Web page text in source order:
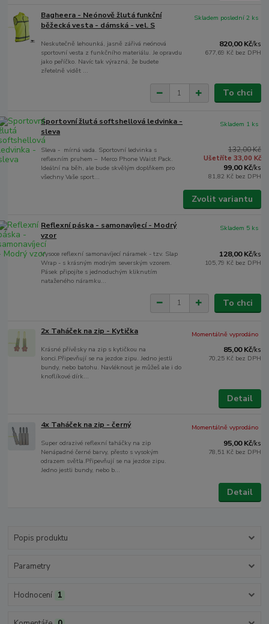
Bagheera - Neónově žlutá funkční
běžecká vesta - dámská - vel. S
Neskutečně lehounká, jasně zářivá neónová
sportovní vesta z funkčního materiálu. Je opravdu
jako peříčko. Navíc tak výrazná, že budete
zřetelně vidět ...
820,00 Kč/ks
677,69 Kč bez DPH
Skladem poslední 2 ks
To chci
Sportovní žlutá softshellová ledvinka -
sleva
Sleva - mírná vada. Sportovní ledvinka s
reflexním pruhem – Merco Phone Waist Pack.
Ideální na běh, ale bude skvělým doplňkem pro
všechny Vaše sport...
132,00 Kč
Ušetříte 33,00 Kč
99,00 Kč/ks
81,82 Kč bez DPH
Skladem 1 ks
Zvolit variantu
Reflexní páska - samonavíjecí - Modrý
vzor
Vysoce reflexní samonavíjecí náramek - tzv. Slap
Wrap - s krásným modrým severským vzorem.
Pásek připojíte s jednoduchým kliknutím
nataženého náramku...
128,00 Kč/ks
105,79 Kč bez DPH
Skladem 5 ks
To chci
2x Taháček na zip - Kytička
Krásné přívěsky na zip s kytičkou na
konci.Připevňují se na jezdce zipu. Jedno jestli
bundy, nebo batohu. Navléknout je můžeš ale i do
knoflíkové dírk...
85,00 Kč/ks
70,25 Kč bez DPH
Momentálně vyprodáno
Detail
4x Taháček na zip - černý
Super odrazivé reflexní taháčky na zip
Nenápadné černé barvy, přesto s vysokým
odrazem světla.Připevňují se na jezdce zipu.
Jedno jestli bundy, nebo b...
95,00 Kč/ks
78,51 Kč bez DPH
Momentálně vyprodáno
Detail
Popis produktu
Parametry
Hodnocení 1